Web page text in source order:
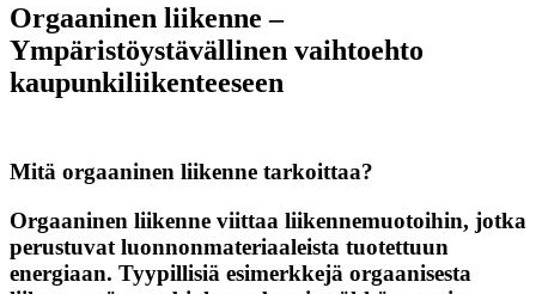
Orgaaninen liikenne –
Ympäristöystävällinen vaihtoehto
kaupunkiliikenteeseen
Mitä orgaaninen liikenne tarkoittaa?
Orgaaninen liikenne viittaa liikennemuotoihin, jotka
perustuvat luonnonmateriaaleista tuotettuun
energiaan. Tyypillisiä esimerkkejä orgaanisesta